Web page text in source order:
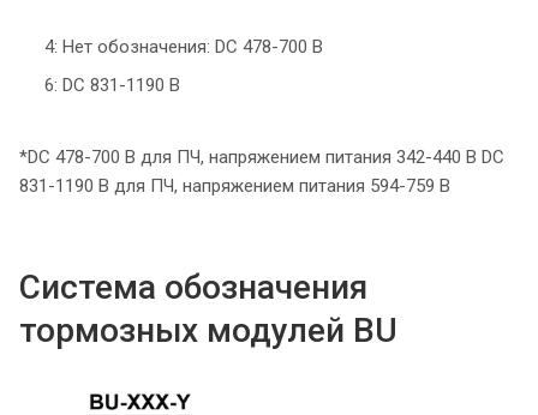
4: Нет обозначения: DC 478-700 В
6: DC 831-1190 В
*DC 478-700 В для ПЧ, напряжением питания 342-440 В DC
831-1190 В для ПЧ, напряжением питания 594-759 В
Система обозначения
тормозных модулей BU